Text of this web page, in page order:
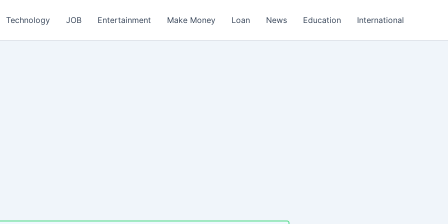
Technology JOB Entertainment Make Money Loan News Education International